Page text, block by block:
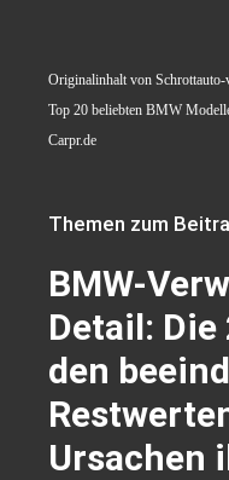
Originalinhalt von
Top 20 beliebten BMW
Carpr.de
Themen zum
BMW-
Detail:
den
Ursachen